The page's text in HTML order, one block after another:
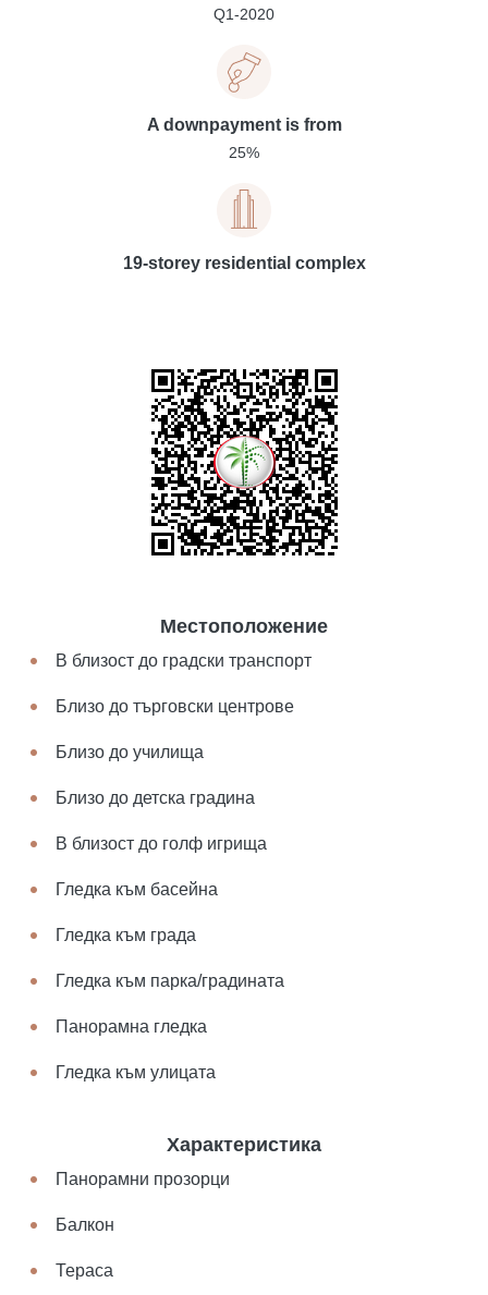
Q1-2020
A downpayment is from
25%
19-storey residential complex
Местоположение
В близост до градски транспорт
Близо до търговски центрове
Близо до училища
Близо до детска градина
В близост до голф игрища
Гледка към басейна
Гледка към града
Гледка към парка/градината
Панорамна гледка
Гледка към улицата
Характеристика
Панорамни прозорци
Балкон
Тераса